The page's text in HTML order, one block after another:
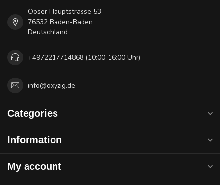
Ooser Hauptstrasse 53
76532 Baden-Baden
Deutschland
+4972217714868 (10:00-16:00 Uhr)
info@oxyzig.de
Categories
Information
My account